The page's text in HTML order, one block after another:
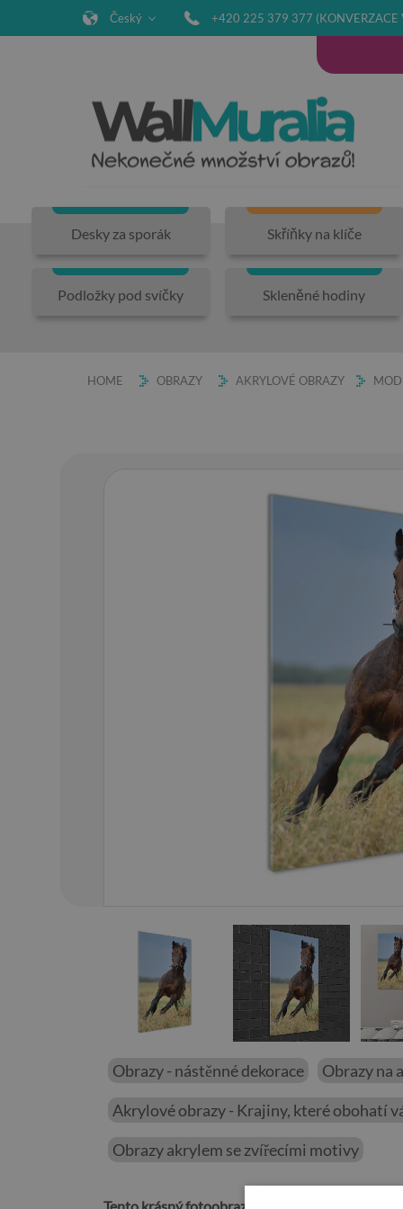
Český +420 225 379 377 (KONVERZACE
Desky za sporák Skříňky na klíče
Podložky pod svíčky Skleněné hodiny
HOME OBRAZY AKRYLOVÉ OBRAZY
01 15
Obrazy - nástěnné dekorace
Obrazy na
Akrylové obrazy - Krajiny, které obohatí
Obrazy akrylem se zvířecími motivy